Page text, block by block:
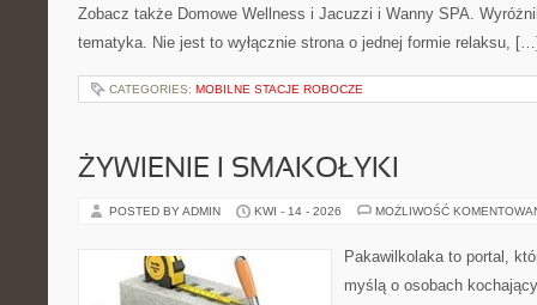
Zobacz także Domowe Wellness i Jacuzzi i Wanny SPA.
tematyka. Nie jest to wyłącznie strona o jednej formie relaksu,
CATEGORIES: MOBILNE STACJE ROBOCZE
ŻYWIENIE I SMAKOŁYKI
POSTED BY ADMIN KWI - 14 - 2026 MOŻLIWOŚĆ
Pakawilkolaka to portal,
myślą o osobach